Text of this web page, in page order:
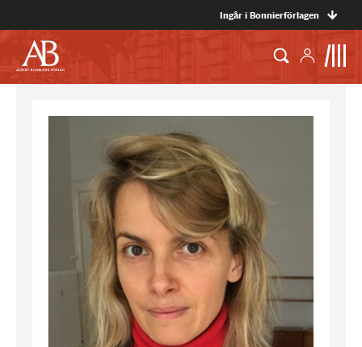
Ingår i Bonnierförlagen